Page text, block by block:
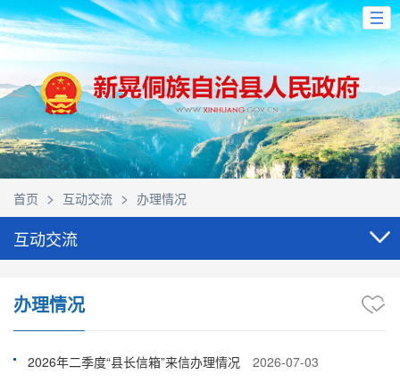
首页 > 互动交流 > 办理情况
互动交流
办理情况
2026年二季度“县长信箱”来信办理情况
2026-07-03